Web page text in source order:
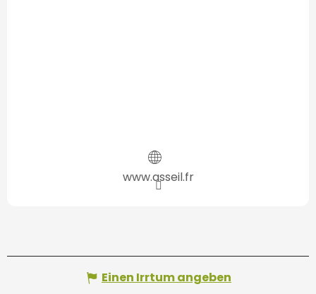
www.asseil.fr
Einen Irrtum angeben